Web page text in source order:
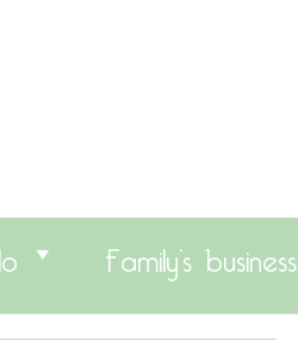
Family’s business